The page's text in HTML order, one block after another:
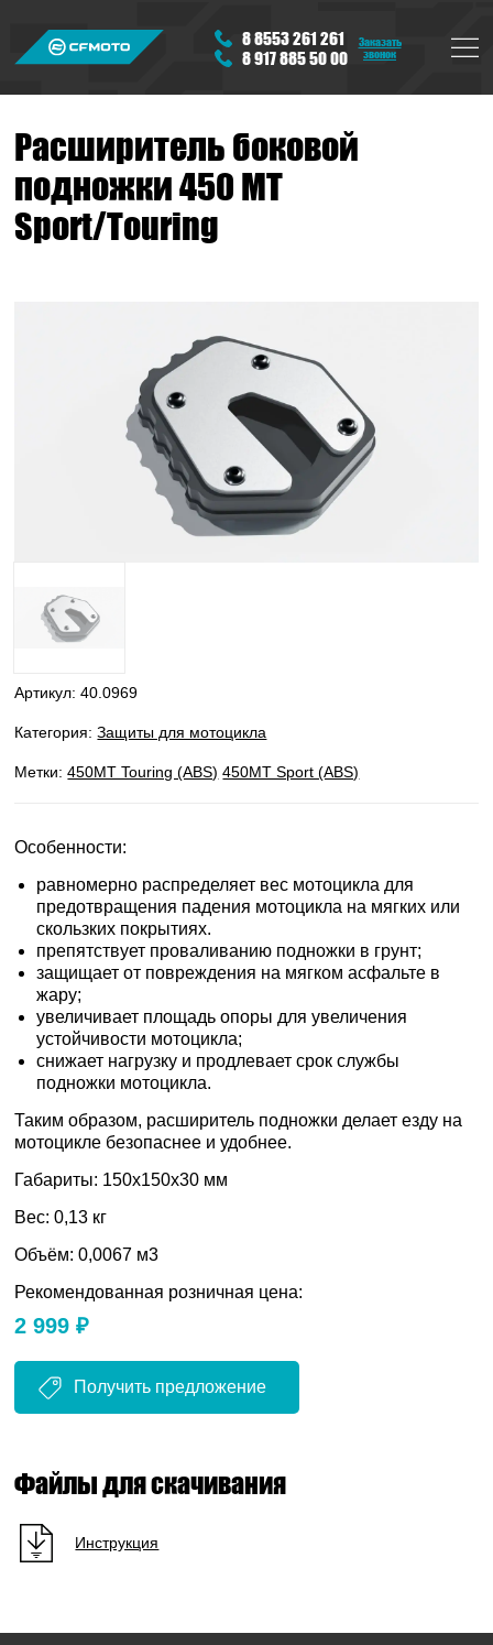
8 8553 261 261
8 917 885 50 00
Заказать
звонок
Расширитель боковой
подножки 450 MT
Sport/Touring
Артикул:40.0969
Категория:Защиты для мотоцикла
Метки:450MT Touring (ABS) 450MT Sport (ABS)
Особенности:
равномерно распределяет вес мотоцикла для
предотвращения падения мотоцикла на мягких или
скользких покрытиях.
препятствует проваливанию подножки в грунт;
защищает от повреждения на мягком асфальте в
жару;
увеличивает площадь опоры для увеличения
устойчивости мотоцикла;
снижает нагрузку и продлевает срок службы
подножки мотоцикла.
Таким образом, расширитель подножки делает езду на
мотоцикле безопаснее и удобнее.
Габариты: 150х150х30 мм
Вес: 0,13 кг
Объём: 0,0067 м3
Рекомендованная розничная цена:
2 999 ₽
Получить предложение
Файлы для скачивания
Инструкция